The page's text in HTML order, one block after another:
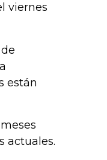
viernes
están
actuales.